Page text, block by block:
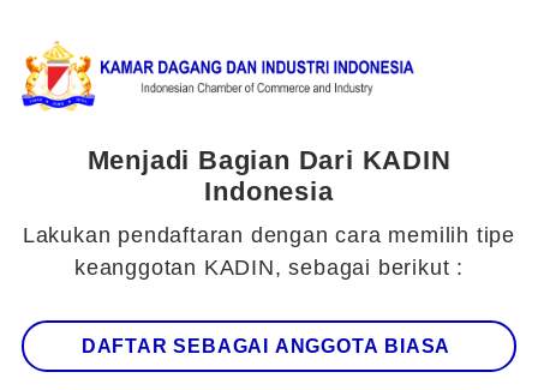
Menjadi Bagian Dari KADIN
Indonesia
Lakukan pendaftaran dengan cara memilih tipe
keanggotan KADIN, sebagai berikut :
DAFTAR SEBAGAI ANGGOTA BIASA